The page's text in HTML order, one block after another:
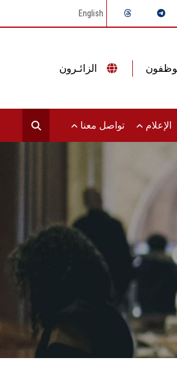
English
الإعلام تواصل معنا